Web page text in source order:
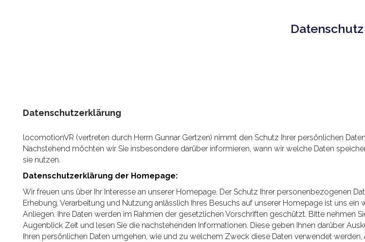
Datenschutz
Datenschutzerklärung
locomotionVR (vertreten durch Herrn Gunnar Gertzen) nimmt den Schutz Ihrer persönlichen
Nachstehend möchten wir Sie insbesondere darüber informieren, wann wir welche Daten
sie nutzen.
Datenschutzerklärung der Homepage:
Wir freuen uns über Ihr Interesse an unserer Homepage. Der Schutz Ihrer personenbezogenen
Erhebung, Verarbeitung und Nutzung anlässlich Ihres Besuchs auf unserer Homepage ist uns ein
Anliegen. Ihre Daten werden im Rahmen der gesetzlichen Vorschriften geschützt. Bitte nehmen
Augenblick Zeit und lesen Sie die nachstehenden Informationen. Diese geben Ihnen darüber
Ihren persönlichen Daten umgehen, wie und zu welchem Zweck diese Daten verwendet werden,